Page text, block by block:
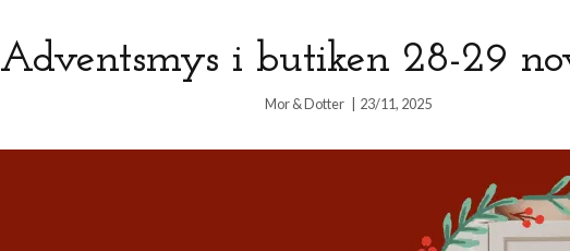
Adventsmys i butiken 28-29
Mor & Dotter 23/11, 2025